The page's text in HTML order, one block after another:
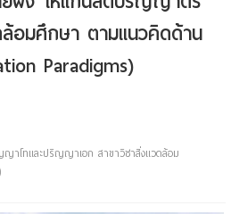
อมศึกษา ตามแนวคิดด้าน
Paradigms)
โทและปริญญาเอก สาขาวิชาสิ่งแวดล้อม